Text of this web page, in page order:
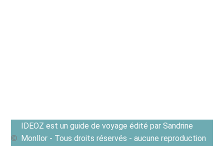
IDEOZ est un guide de voyage édité par Sandrine
Monllor - Tous droits réservés - aucune reproduction